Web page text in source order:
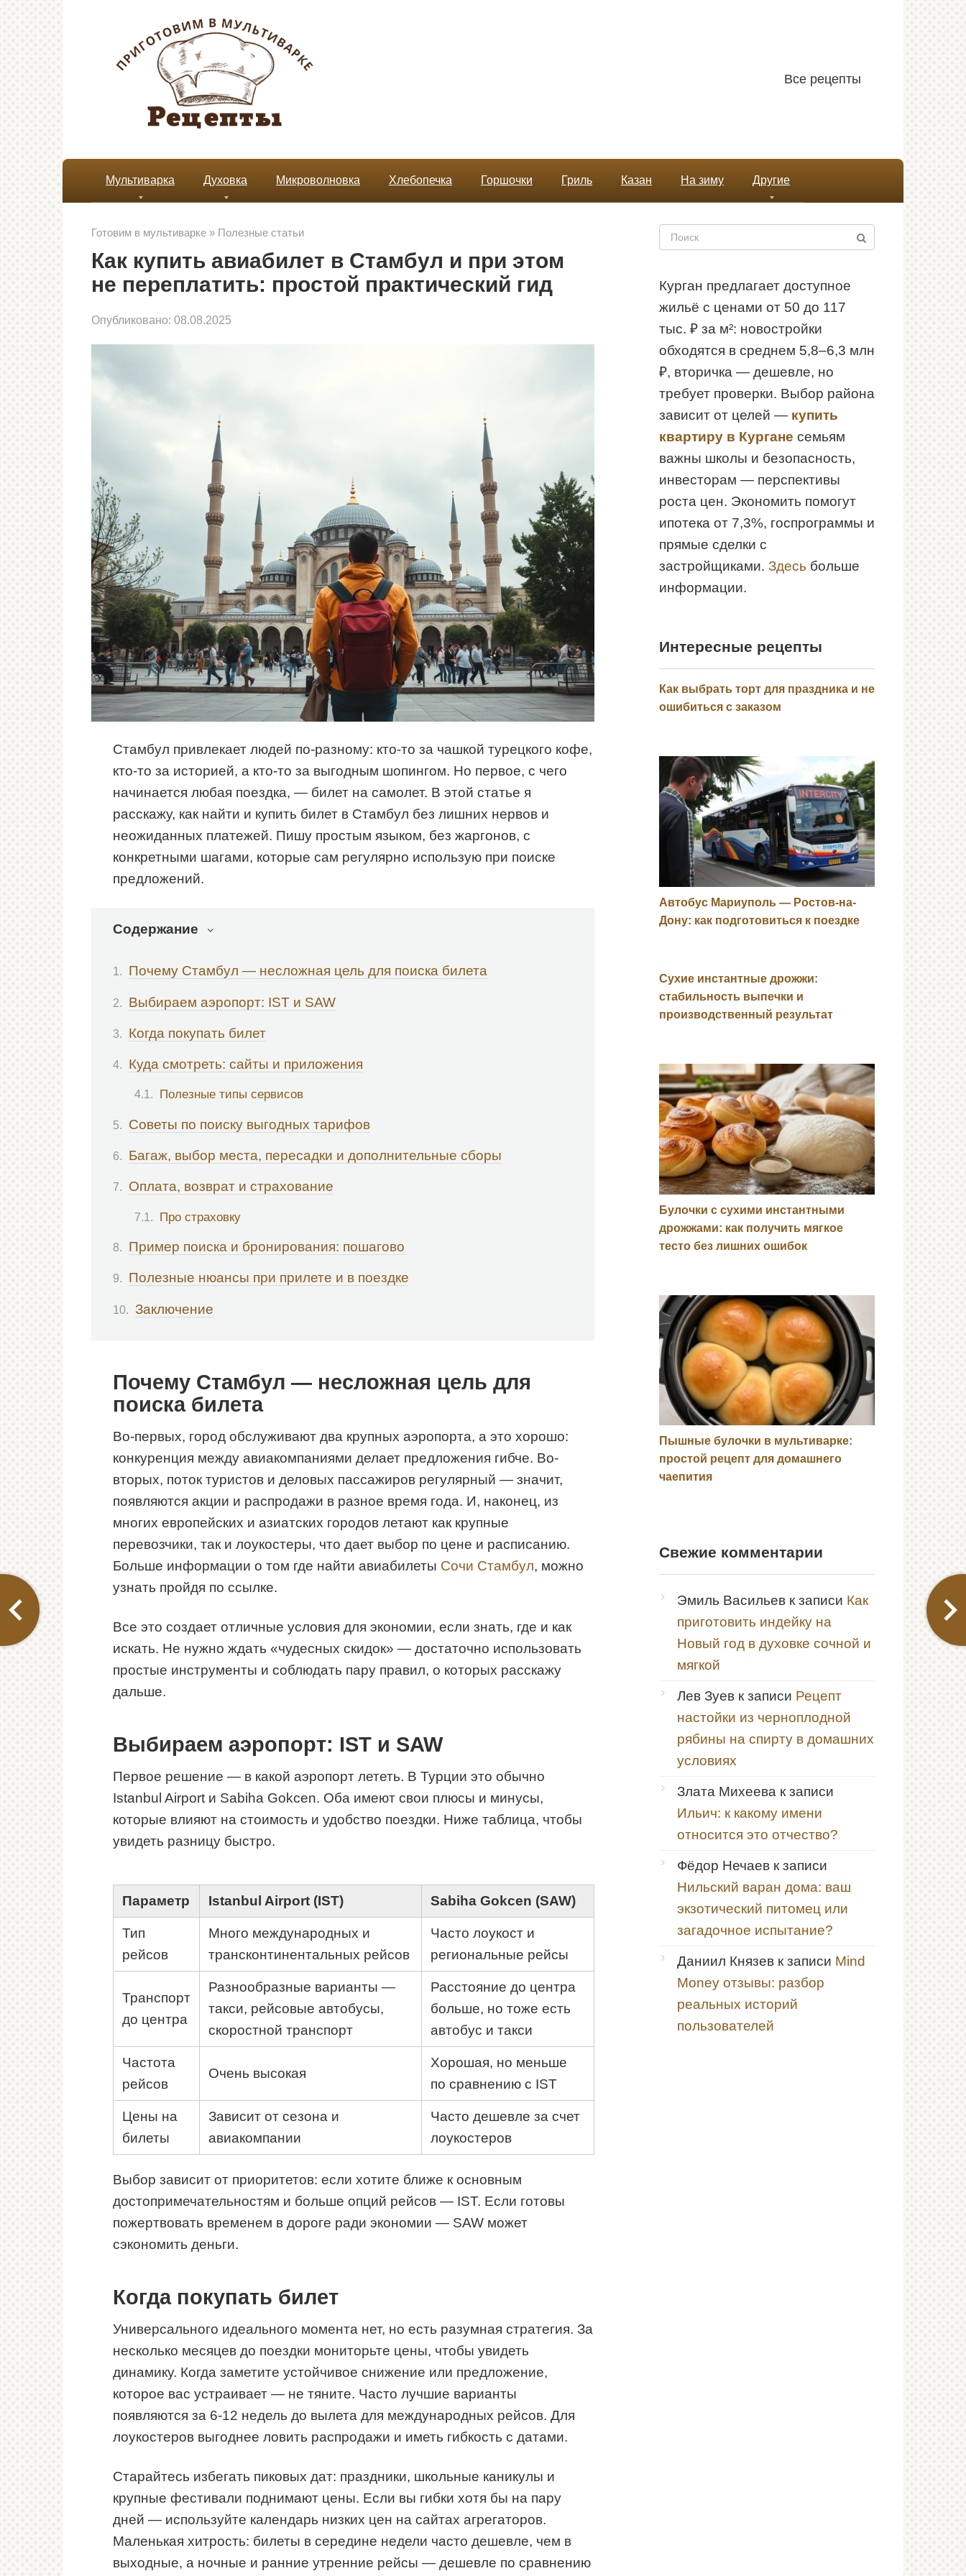
Все рецепты
Мультиварка Духовка Микроволновка Хлебопечка Горшочки Гриль Казан На зиму Другие
Готовим в мультиварке » Полезные статьи
Как купить авиабилет в Стамбул и при этом
не переплатить: простой практический гид
Опубликовано: 08.08.2025
Стамбул привлекает людей по-разному: кто-то за чашкой турецкого кофе,
кто-то за историей, а кто-то за выгодным шопингом. Но первое, с чего
начинается любая поездка, — билет на самолет. В этой статье я
расскажу, как найти и купить билет в Стамбул без лишних нервов и
неожиданных платежей. Пишу простым языком, без жаргонов, с
конкретными шагами, которые сам регулярно использую при поиске
предложений.
Содержание
Почему Стамбул — несложная цель для поиска билета
Выбираем аэропорт: IST и SAW
Когда покупать билет
Куда смотреть: сайты и приложения
Полезные типы сервисов
Советы по поиску выгодных тарифов
Багаж, выбор места, пересадки и дополнительные сборы
Оплата, возврат и страхование
Про страховку
Пример поиска и бронирования: пошагово
Полезные нюансы при прилете и в поездке
Заключение
Почему Стамбул — несложная цель для
поиска билета
Во-первых, город обслуживают два крупных аэропорта, а это хорошо:
конкуренция между авиакомпаниями делает предложения гибче. Во-
вторых, поток туристов и деловых пассажиров регулярный — значит,
появляются акции и распродажи в разное время года. И, наконец, из
многих европейских и азиатских городов летают как крупные
перевозчики, так и лоукостеры, что дает выбор по цене и расписанию.
Больше информации о том где найти авиабилеты Сочи Стамбул, можно
узнать пройдя по ссылке.
Все это создает отличные условия для экономии, если знать, где и как
искать. Не нужно ждать «чудесных скидок» — достаточно использовать
простые инструменты и соблюдать пару правил, о которых расскажу
дальше.
Выбираем аэропорт: IST и SAW
Первое решение — в какой аэропорт лететь. В Турции это обычно
Istanbul Airport и Sabiha Gokcen. Оба имеют свои плюсы и минусы,
которые влияют на стоимость и удобство поездки. Ниже таблица, чтобы
увидеть разницу быстро.
Параметр Istanbul Airport (IST) Sabiha Gokcen (SAW)
Тип
рейсов
Много международных и
трансконтинентальных рейсов
Часто лоукост и
региональные рейсы
Транспорт
до центра
Разнообразные варианты —
такси, рейсовые автобусы,
скоростной транспорт
Расстояние до центра
больше, но тоже есть
автобус и такси
Частота
рейсов
Очень высокая
Хорошая, но меньше
по сравнению с IST
Цены на
билеты
Зависит от сезона и
авиакомпании
Часто дешевле за счет
лоукостеров
Выбор зависит от приоритетов: если хотите ближе к основным
достопримечательностям и больше опций рейсов — IST. Если готовы
пожертвовать временем в дороге ради экономии — SAW может
сэкономить деньги.
Когда покупать билет
Универсального идеального момента нет, но есть разумная стратегия. За
несколько месяцев до поездки мониторьте цены, чтобы увидеть
динамику. Когда заметите устойчивое снижение или предложение,
которое вас устраивает — не тяните. Часто лучшие варианты
появляются за 6-12 недель до вылета для международных рейсов. Для
лоукостеров выгоднее ловить распродажи и иметь гибкость с датами.
Старайтесь избегать пиковых дат: праздники, школьные каникулы и
крупные фестивали поднимают цены. Если вы гибки хотя бы на пару
дней — используйте календарь низких цен на сайтах агрегаторов.
Маленькая хитрость: билеты в середине недели часто дешевле, чем в
выходные, а ночные и ранние утренние рейсы — дешевле по сравнению
Поиск:
Курган предлагает доступное
жильё с ценами от 50 до 117
тыс. ₽ за м²: новостройки
обходятся в среднем 5,8–6,3 млн
₽, вторичка — дешевле, но
требует проверки. Выбор района
зависит от целей — купить
квартиру в Кургане семьям
важны школы и безопасность,
инвесторам — перспективы
роста цен. Экономить помогут
ипотека от 7,3%, госпрограммы и
прямые сделки с
застройщиками. Здесь больше
информации.
Интересные рецепты
Как выбрать торт для праздника и не
ошибиться с заказом
Автобус Мариуполь — Ростов-на-
Дону: как подготовиться к поездке
Сухие инстантные дрожжи:
стабильность выпечки и
производственный результат
Булочки с сухими инстантными
дрожжами: как получить мягкое
тесто без лишних ошибок
Пышные булочки в мультиварке:
простой рецепт для домашнего
чаепития
Свежие комментарии
Эмиль Васильев к записи Как
приготовить индейку на
Новый год в духовке сочной и
мягкой
Лев Зуев к записи Рецепт
настойки из черноплодной
рябины на спирту в домашних
условиях
Злата Михеева к записи
Ильич: к какому имени
относится это отчество?
Фёдор Нечаев к записи
Нильский варан дома: ваш
экзотический питомец или
загадочное испытание?
Даниил Князев к записи Mind
Money отзывы: разбор
реальных историй
пользователей